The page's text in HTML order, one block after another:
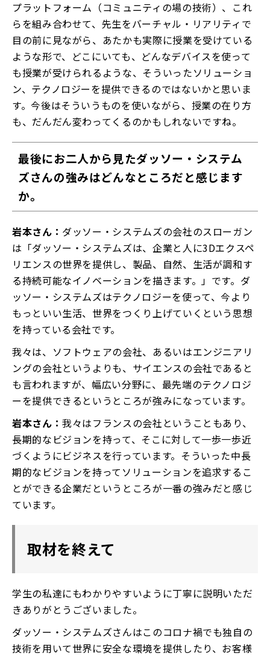
プラットフォーム（コミュニティの場の技術）、これ
らを組み合わせて、先生をバーチャル・リアリティで
目の前に見ながら、あたかも実際に授業を受けている
ような形で、どこにいても、どんなデバイスを使って
も授業が受けられるような、そういったソリューショ
ン、テクノロジーを提供できるのではないかと思いま
す。今後はそういうものを使いながら、授業の在り方
も、だんだん変わってくるのかもしれないですね。
最後にお二人から見たダッソー・システム
ズさんの強みはどんなところだと感じます
か。
岩本さん： ダッソー・システムズの会社のスローガン
は「ダッソー・システムズは、企業と人に3Dエクスペ
リエンスの世界を提供し、製品、自然、生活が調和す
る持続可能なイノベーションを描きます。」です。ダ
ッソー・システムズはテクノロジーを使って、今より
もっといい生活、世界をつくり上げていくという思想
を持っている会社です。
我々は、ソフトウェアの会社、あるいはエンジニアリ
ングの会社というよりも、サイエンスの会社であると
も言われますが、幅広い分野に、最先端のテクノロジ
ーを提供できるというところが強みになっています。
岩本さん：我々はフランスの会社ということもあり、
長期的なビジョンを持って、そこに対して一歩一歩近
づくようにビジネスを行っています。そういった中長
期的なビジョンを持ってソリューションを追求するこ
とができる企業だというところが一番の強みだと感じ
ています。
取材を終えて
学生の私達にもわかりやすいように丁寧に説明いただ
きありがとうございました。
ダッソー・システムズさんはこのコロナ禍でも独自の
技術を用いて世界に安全な環境を提供したり、お客様